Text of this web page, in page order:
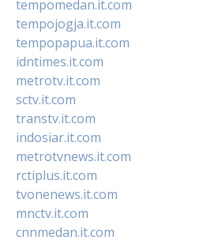
tempomedan.it.com
tempojogja.it.com
tempopapua.it.com
idntimes.it.com
metrotv.it.com
sctv.it.com
transtv.it.com
indosiar.it.com
metrotvnews.it.com
rctiplus.it.com
tvonenews.it.com
mnctv.it.com
cnnmedan.it.com